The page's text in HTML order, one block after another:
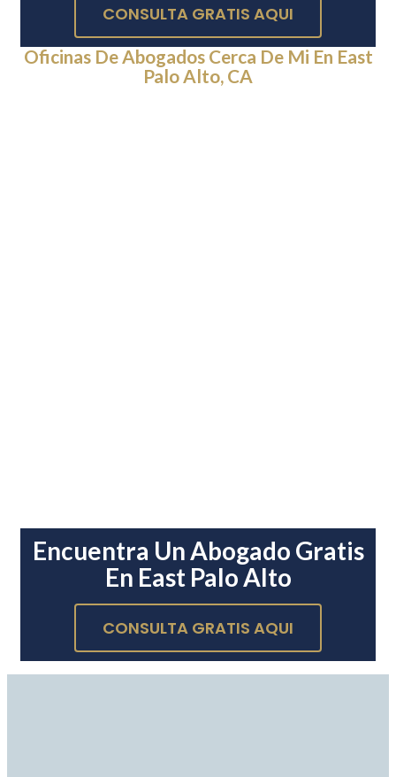
CONSULTA GRATIS AQUI
Oficinas De Abogados Cerca De Mi En East
Palo Alto, CA
Encuentra Un Abogado Gratis
En East Palo Alto
CONSULTA GRATIS AQUI